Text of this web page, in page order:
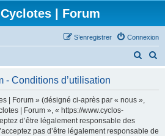
| Forum
Connexion
S’enregistrer
r
- Conditions d’utilisation
| Forum » (désigné ci-après par « nous »,
| Forum », « https://www.cyclos-
d’être légalement responsable des
pas d’être légalement responsable de